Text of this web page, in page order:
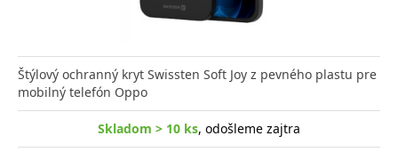
Štýlový ochranný kryt Swissten Soft Joy z pevného plastu pre
mobilný telefón Oppo
Skladom > 10 ks, odošleme zajtra